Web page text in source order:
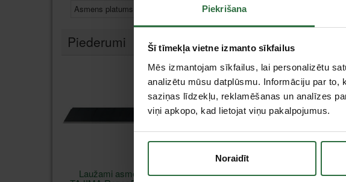
Piekrišana
Šī tīmekļa vietne izmanto sīkfailus
Mēs izmantojam sīkfailus, lai personalizētu
analizētu mūsu datplūsmu. Informāciju par
saziņas līdzekļu, reklamēšanas un analīzes
viņi apkopo, kad lietojat viņu pakalpojumus.
Noraidīt
Asmens platums
Piederumi
Laužami asmeņi